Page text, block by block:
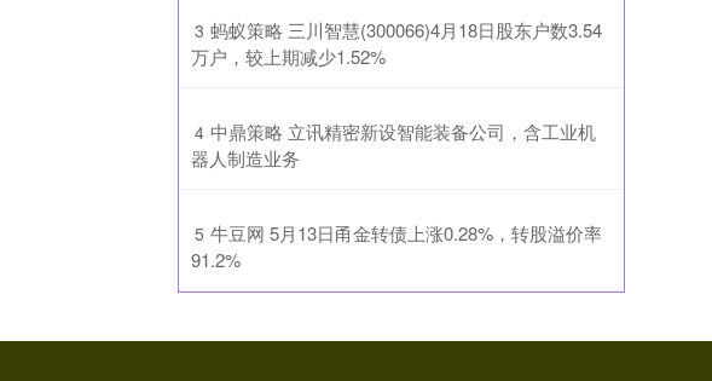
3 ​蚂蚁策略 三川智慧(300066)4月18日股东户数3.54
万户，较上期减少1.52%
4 ​中鼎策略 立讯精密新设智能装备公司，含工业机
器人制造业务
5 ​牛豆网 5月13日甬金转债上涨0.28%，转股溢价率
91.2%